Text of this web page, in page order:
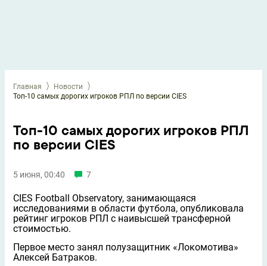
Главная
Новости
Топ-10 самых дорогих игроков РПЛ по версии CIES
Топ-10 самых дорогих игроков РПЛ
по версии CIES
5 июня, 00:40 7
CIES Football Observatory, занимающаяся
исследованиями в области футбола, опубликовала
рейтинг игроков РПЛ с наивысшей трансферной
стоимостью.
Первое место занял полузащитник «Локомотива»
Алексей Батраков.